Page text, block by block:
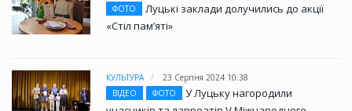
ФОТО
Луцькі заклади долучились до акції
«Стіл памʼяті»
КУЛЬТУРА
23 Серпня 2024 10:38
ВІДЕО
ФОТО
У Луцьку нагородили